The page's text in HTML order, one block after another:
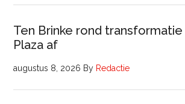
Ten Brinke rond
Plaza af
augustus 8, 2026 By Redactie